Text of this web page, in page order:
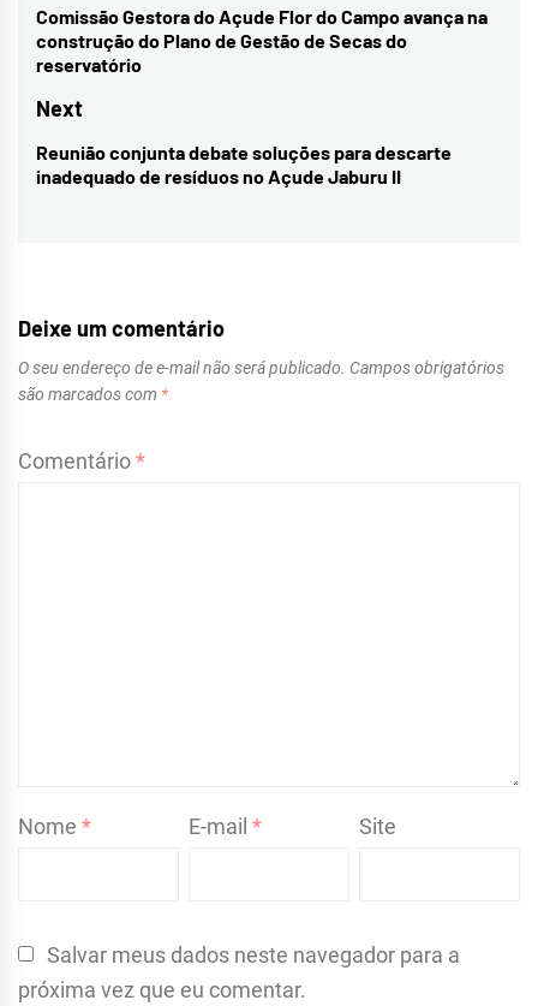
de
Post
Previous
post:
Comissão Gestora do Açude Flor do Campo avança na
construção do Plano de Gestão de Secas do
reservatório
Next
Next
post:
Reunião conjunta debate soluções para descarte
inadequado de resíduos no Açude Jaburu II
Deixe um comentário
O seu endereço de e-mail não será publicado. Campos obrigatórios
são marcados com *
Comentário*
Nome * E-mail* Site
Salvar meus dados neste navegador para a
próxima vez que eu comentar.